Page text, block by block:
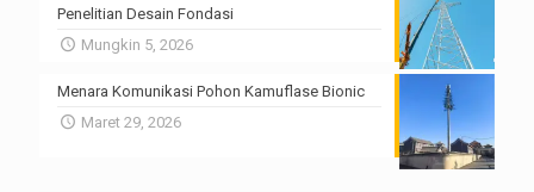
Penelitian Desain Fondasi
Mungkin 5, 2026
Menara Komunikasi Pohon Kamuflase Bionic
Maret 29, 2026